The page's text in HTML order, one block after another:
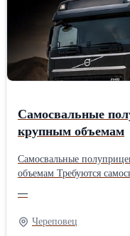
предложим оформить
Собственное
Высота: 140 см
Самосвальные
крупным объемам
Самосвальные
объемам Требуются
Стабильные выплаты по
Работа 24/7, большие
по расписанию.
—
Череповец